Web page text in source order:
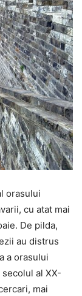
orasului
cu atat mai
De pilda,
au distrus
a orasului
al XX-
mai